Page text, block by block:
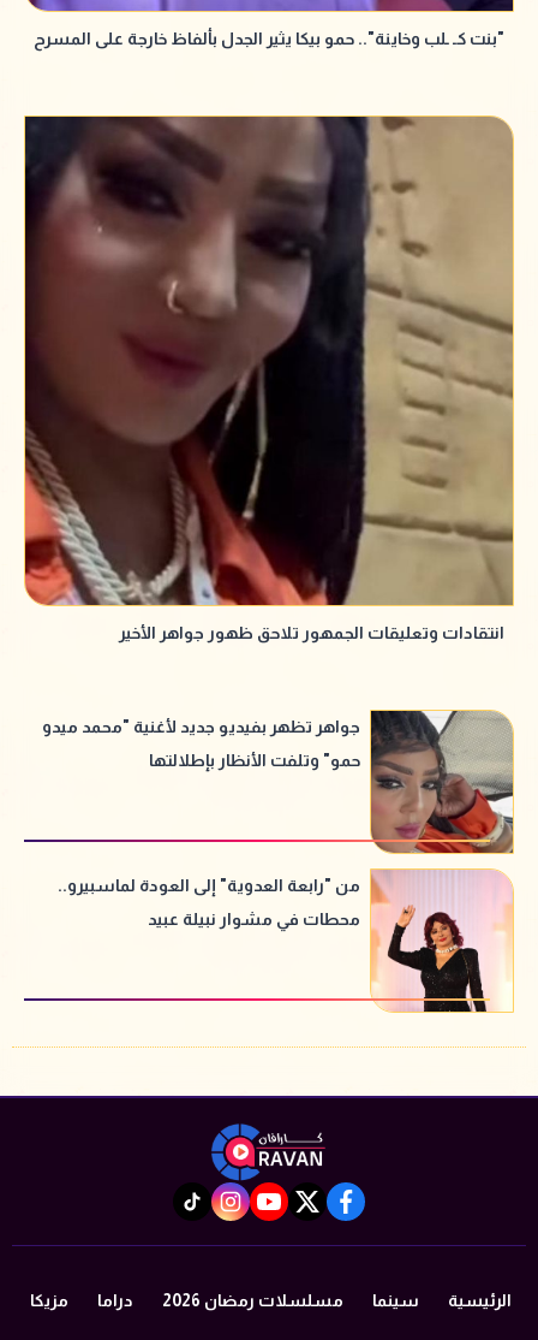
"بنت كـ ـلب وخاينة".. حمو بيكا يثير الجدل بألفاظ خارجة على المسرح
انتقادات وتعليقات الجمهور تلاحق ظهور جواهر الأخير
جواهر تظهر بفيديو جديد لأغنية "محمد ميدو
حمو" وتلفت الأنظار بإطلالتها
من "رابعة العدوية" إلى العودة لماسبيرو..
محطات في مشوار نبيلة عبيد
facebook
twitter
youtube
instagram
tiktok
الرئيسية سينما مسلسلات رمضان 2026 دراما مزيكا